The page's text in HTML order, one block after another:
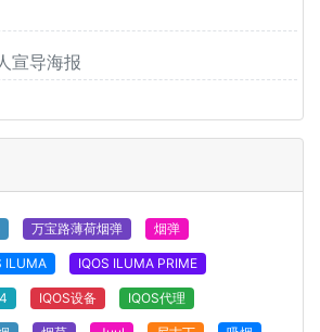
宣导海报
万宝路薄荷烟弹 烟弹
ILUMA IQOS ILUMA PRIME
IQOS设备 IQOS代理